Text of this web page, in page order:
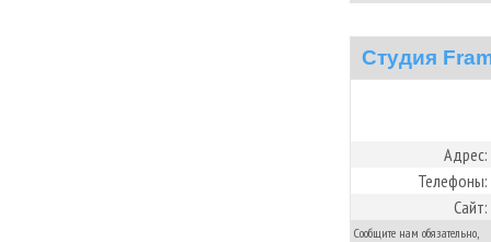
Студия
Адрес:
Телефоны:
Сайт:
Сообщите нам обязательно,